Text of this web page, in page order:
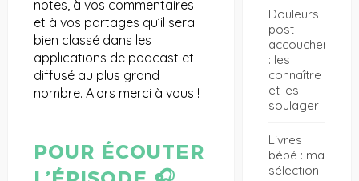
notes, à vos commentaires
et à vos partages qu’il sera
bien classé dans les
applications de podcast et
diffusé au plus grand
nombre. Alors merci à vous !
POUR ÉCOUTER
Douleurs
post-
accouchement
: les
connaître
et les
soulager
Livres
bébé : ma
sélection